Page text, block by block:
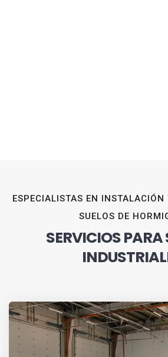
ESPECIALISTAS EN INSTALACIÓN
SUELOS DE
SERVICIOS PARA